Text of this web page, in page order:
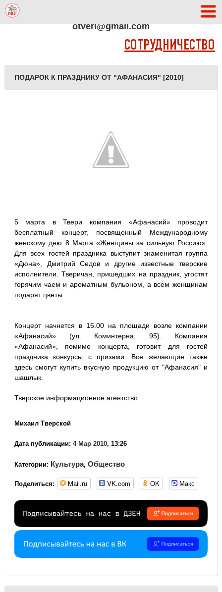
otveri@gmail.com
СОТРУДНИЧЕСТВО
ПОДАРОК К ПРАЗДНИКУ ОТ "АФАНАСИЯ" [2010]
5 марта в Твери компания «Афанасий» проводит
бесплатный концерт, посвященный Международному
женскому дню 8 Марта «Женщины за сильную Россию».
Для всех гостей праздника выступит знаменитая группа
«Дюна», Дмитрий Седов и другие известные тверские
исполнители. Тверичан, пришедших на праздник, угостят
горячим чаем и ароматным бульоном, а всем женщинам
подарят цветы.
Концерт начнется в 16.00 на площади возле компании
«Афанасий» (ул. Коминтерна, 95). Компания
«Афанасий», помимо концерта, готовит для гостей
праздника конкурсы с призами. Все желающие также
здесь смогут купить вкусную продукцию от "Афанасия" и
шашлык.
Тверское информационное агентство
Михаил Тверской
Дата публикации: 4 Мар 2010, 13:26
Категории: Культура, Общество
Поделиться: Mail.ru VK.com OK Макс